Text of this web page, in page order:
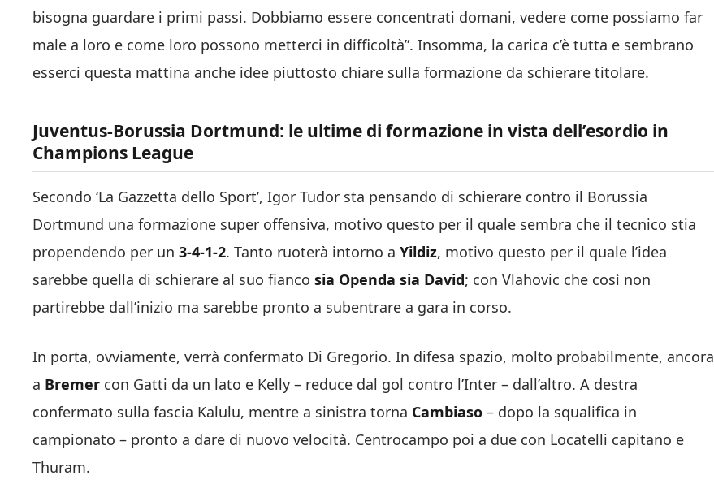
bisogna guardare i primi passi. Dobbiamo essere concentrati domani, vedere come possiamo far
male a loro e come loro possono metterci in difficoltà”. Insomma, la carica c’è tutta e sembrano
esserci questa mattina anche idee piuttosto chiare sulla formazione da schierare titolare.
Juventus-Borussia Dortmund: le ultime di formazione in vista dell’esordio in
Champions League
Secondo ‘La Gazzetta dello Sport’, Igor Tudor sta pensando di schierare contro il Borussia
Dortmund una formazione super offensiva, motivo questo per il quale sembra che il tecnico stia
propendendo per un 3-4-1-2. Tanto ruoterà intorno a Yildiz, motivo questo per il quale l’idea
sarebbe quella di schierare al suo fianco sia Openda sia David; con Vlahovic che così non
partirebbe dall’inizio ma sarebbe pronto a subentrare a gara in corso.
In porta, ovviamente, verrà confermato Di Gregorio. In difesa spazio, molto probabilmente, ancora
a Bremer con Gatti da un lato e Kelly – reduce dal gol contro l’Inter – dall’altro. A destra
confermato sulla fascia Kalulu, mentre a sinistra torna Cambiaso – dopo la squalifica in
campionato – pronto a dare di nuovo velocità. Centrocampo poi a due con Locatelli capitano e
Thuram.